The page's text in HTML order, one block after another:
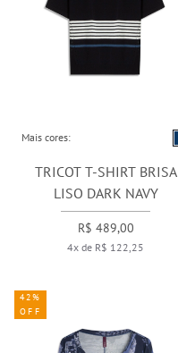
Mais cores:
TRICOT T-SHIRT BRISA
LISO DARK NAVY
R$ 489,00
4x de R$ 122,25
42%
OFF